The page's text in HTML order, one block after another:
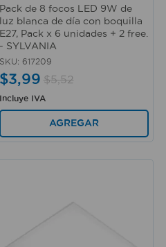
Pack de 8 focos LED 9W de
luz blanca de día con boquilla
E27, Pack x 6 unidades + 2 free.
- SYLVANIA
SKU: 617209
$3,99 $5,52
Incluye IVA
AGREGAR